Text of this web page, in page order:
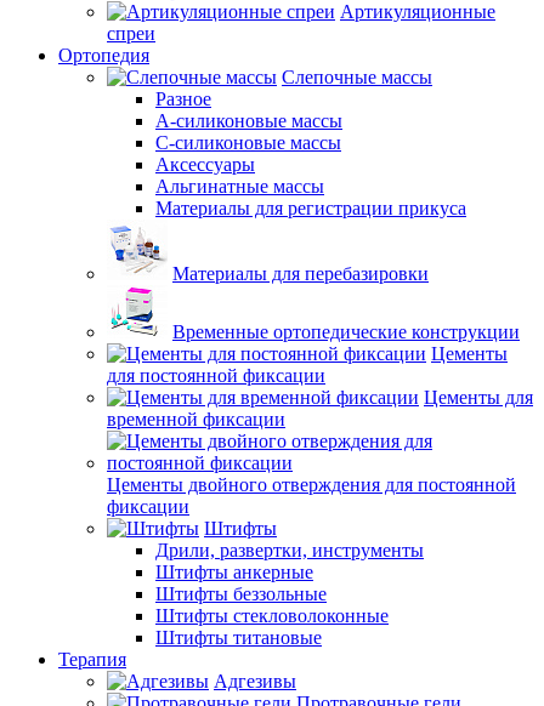
Артикуляционные
спреи
Ортопедия
Слепочные массы
Разное
А-силиконовые массы
С-силиконовые массы
Аксессуары
Альгинатные массы
Материалы для регистрации прикуса
Материалы для перебазировки
Временные ортопедические конструкции
Цементы
для постоянной фиксации
Цементы для
временной фиксации
Цементы двойного отверждения для постоянной
фиксации
Штифты
Дрили, развертки, инструменты
Штифты анкерные
Штифты беззольные
Штифты стекловолоконные
Штифты титановые
Терапия
Адгезивы